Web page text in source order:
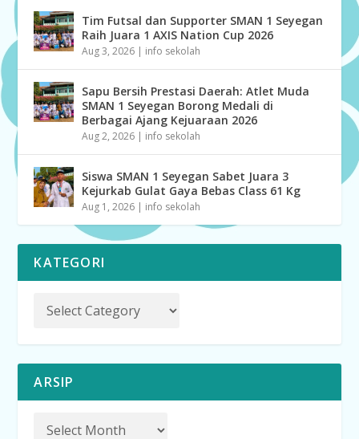
Tim Futsal dan Supporter SMAN 1 Seyegan
Raih Juara 1 AXIS Nation Cup 2026
Aug 3, 2026 | info sekolah
Sapu Bersih Prestasi Daerah: Atlet Muda
SMAN 1 Seyegan Borong Medali di
Berbagai Ajang Kejuaraan 2026
Aug 2, 2026 | info sekolah
Siswa SMAN 1 Seyegan Sabet Juara 3
Kejurkab Gulat Gaya Bebas Class 61 Kg
Aug 1, 2026 | info sekolah
KATEGORI
ARSIP